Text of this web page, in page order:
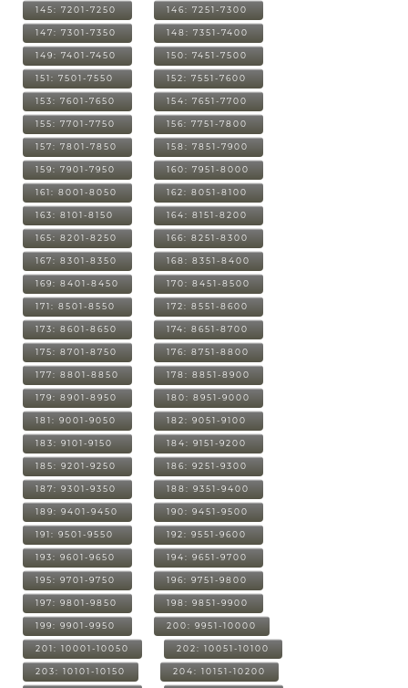
145: 7201-7250 146: 7251-7300
147: 7301-7350 148: 7351-7400
149: 7401-7450 150: 7451-7500
151: 7501-7550 152: 7551-7600
153: 7601-7650 154: 7651-7700
155: 7701-7750 156: 7751-7800
157: 7801-7850 158: 7851-7900
159: 7901-7950 160: 7951-8000
161: 8001-8050 162: 8051-8100
163: 8101-8150 164: 8151-8200
165: 8201-8250 166: 8251-8300
167: 8301-8350 168: 8351-8400
169: 8401-8450 170: 8451-8500
171: 8501-8550 172: 8551-8600
173: 8601-8650 174: 8651-8700
175: 8701-8750 176: 8751-8800
177: 8801-8850 178: 8851-8900
179: 8901-8950 180: 8951-9000
181: 9001-9050 182: 9051-9100
183: 9101-9150 184: 9151-9200
185: 9201-9250 186: 9251-9300
187: 9301-9350 188: 9351-9400
189: 9401-9450 190: 9451-9500
191: 9501-9550 192: 9551-9600
193: 9601-9650 194: 9651-9700
195: 9701-9750 196: 9751-9800
197: 9801-9850 198: 9851-9900
199: 9901-9950 200: 9951-10000
201: 10001-10050 202: 10051-10100
203: 10101-10150 204: 10151-10200